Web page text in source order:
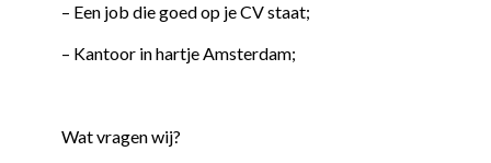
– Een job die goed op je CV staat;
– Kantoor in hartje Amsterdam;
Wat vragen wij?